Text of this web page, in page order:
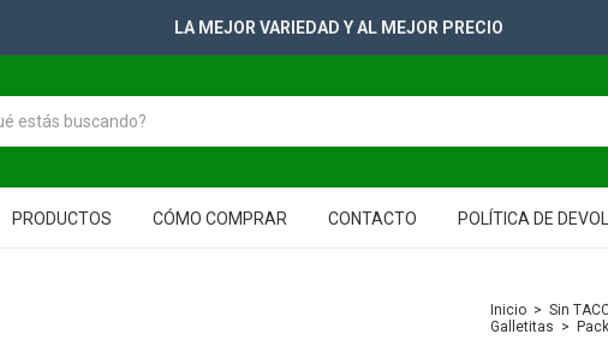
LA MEJOR VARIEDAD Y AL MEJOR PRECIO
PRODUCTOS CÓMO COMPRAR CONTACTO POLÍTICA DE
Inicio > Sin
Galletitas >